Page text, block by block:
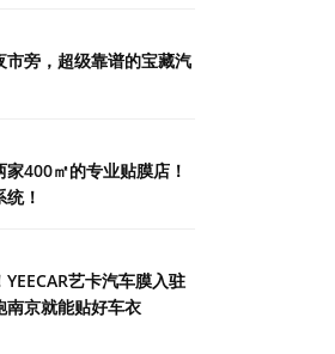
市旁，超级靠谱的宝藏汽
400㎡的专业贴膜店！
！
艺卡汽车膜入驻
南京就能贴好车衣